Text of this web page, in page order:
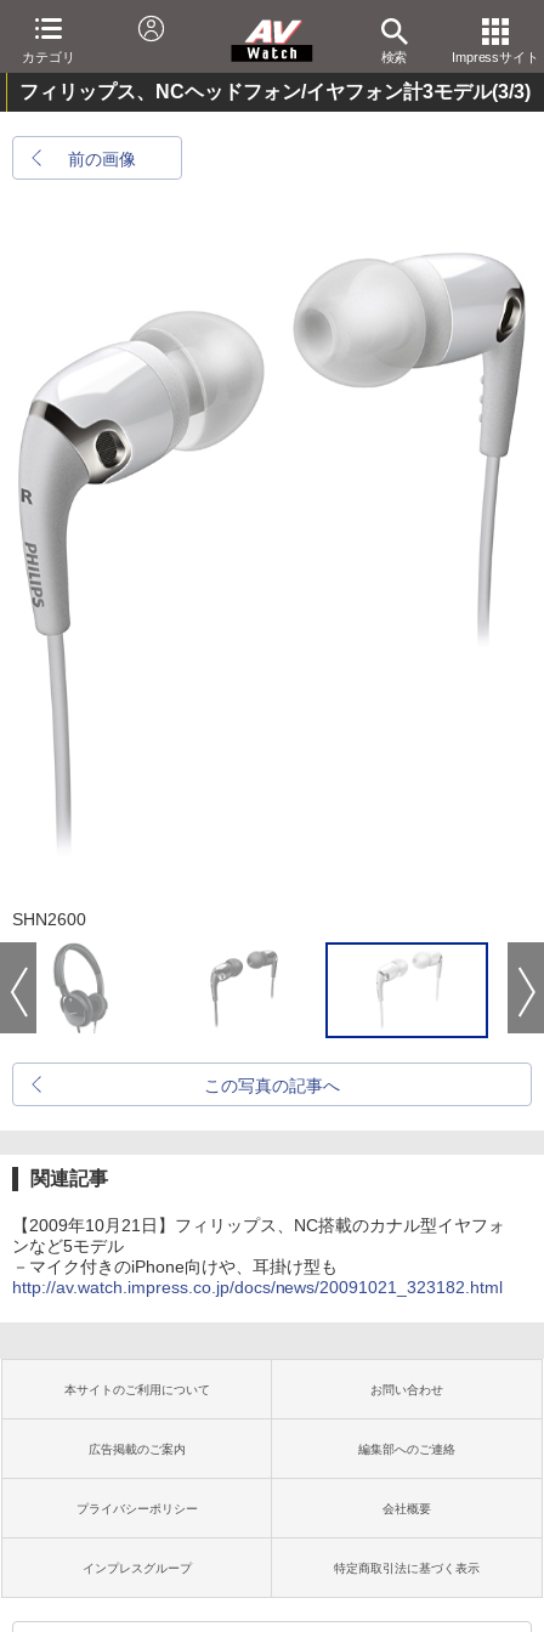
カテゴリ 検索 Impressサイト
フィリップス、NCヘッドフォン/イヤフォン計3モデル(3/3)
前の画像
SHN2600
この写真の記事へ
関連記事
【2009年10月21日】フィリップス、NC搭載のカナル型イヤフォ
ンなど5モデル
－マイク付きのiPhone向けや、耳掛け型も
http://av.watch.impress.co.jp/docs/news/20091021_323182.html
本サイトのご利用について お問い合わせ
広告掲載のご案内 編集部へのご連絡
プライバシーポリシー 会社概要
インプレスグループ 特定商取引法に基づく表示